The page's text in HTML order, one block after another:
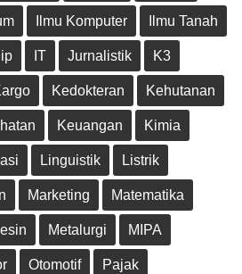
Ilmu Komputer Ilmu Tanah
IT Jurnalistik K3
Kedokteran Kehutanan
Keuangan Kimia
Linguistik Listrik
Marketing Matematika
Metalurgi MIPA
Otomotif Pajak